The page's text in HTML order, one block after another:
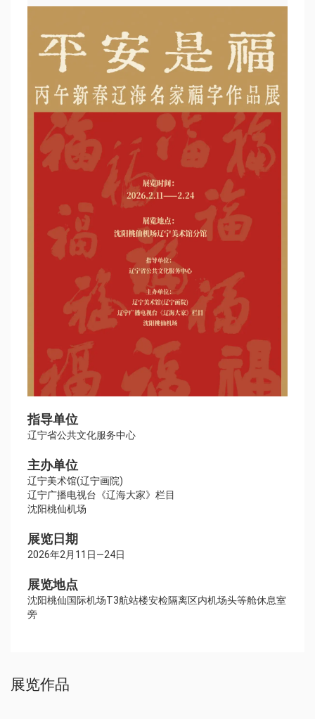
指导单位
辽宁省公共文化服务中心
主办单位
辽宁美术馆(辽宁画院)
辽宁广播电视台《辽海大家》栏目
沈阳桃仙机场
展览日期
2026年2月11日—24日
展览地点
沈阳桃仙国际机场T3航站楼安检隔离区内机场头等舱休息室
旁
展览作品